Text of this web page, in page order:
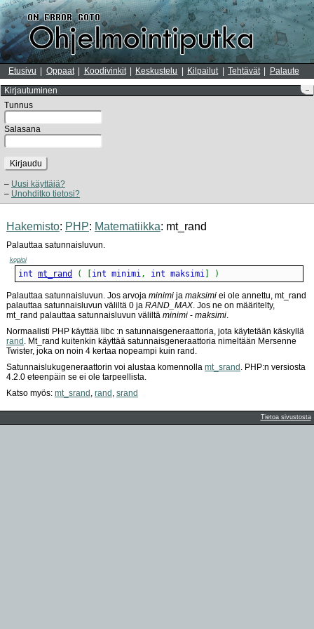
Etusivu Oppaat Koodivinkit Keskustelu Kilpailut Tehtävät Palaute
–
Kirjautuminen
Tunnus
Salasana
Kirjaudu
Uusi käyttäjä?
Unohditko tietosi?
Hakemisto: PHP: Matematiikka: mt_rand
Palauttaa satunnaisluvun.
kopioi
int mt_rand ( int minimi, int maksimi )
Palauttaa satunnaisluvun. Jos arvoja minimi ja maksimi ei ole annettu, mt_rand
palauttaa satunnaisluvun väliltä 0 ja RAND_MAX. Jos ne on määritelty,
mt_rand palauttaa satunnaisluvun väliltä minimi - maksimi.
Normaalisti PHP käyttää libc :n satunnaisgeneraattoria, jota käytetään käskyllä
rand . Mt_rand kuitenkin käyttää satunnaisgeneraattoria nimeltään Mersenne
Twister, joka on noin 4 kertaa nopeampi kuin rand.
Satunnaislukugeneraattorin voi alustaa komennolla mt_srand . PHP:n versiosta
4.2.0 eteenpäin se ei ole tarpeellista.
Katso myös: mt_srand , rand , srand
Tietoa sivustosta